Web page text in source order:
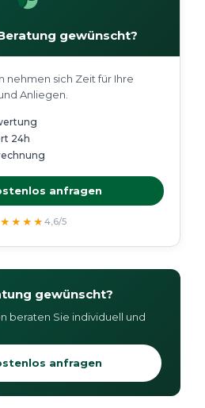
gewünscht?
nehmen sich Zeit für Ihre
Anliegen.
24h
anfragen
4,6/5
gewünscht?
beraten Sie individuell und
anfragen